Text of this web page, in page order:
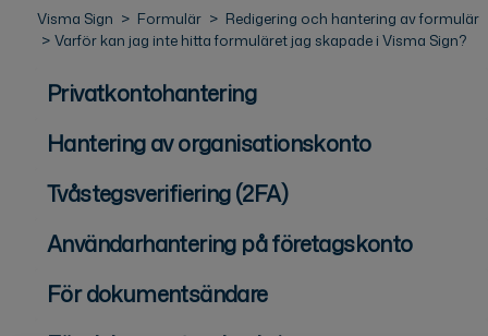
Visma Sign Formulär
Redigering och hantering av formulär
Varför kan jag inte hitta formuläret jag skapade i Visma Sign?
Privatkontohantering
Hantering av organisationskonto
Tvåstegsverifiering (2FA)
Användarhantering på företagskonto
För dokumentsändare